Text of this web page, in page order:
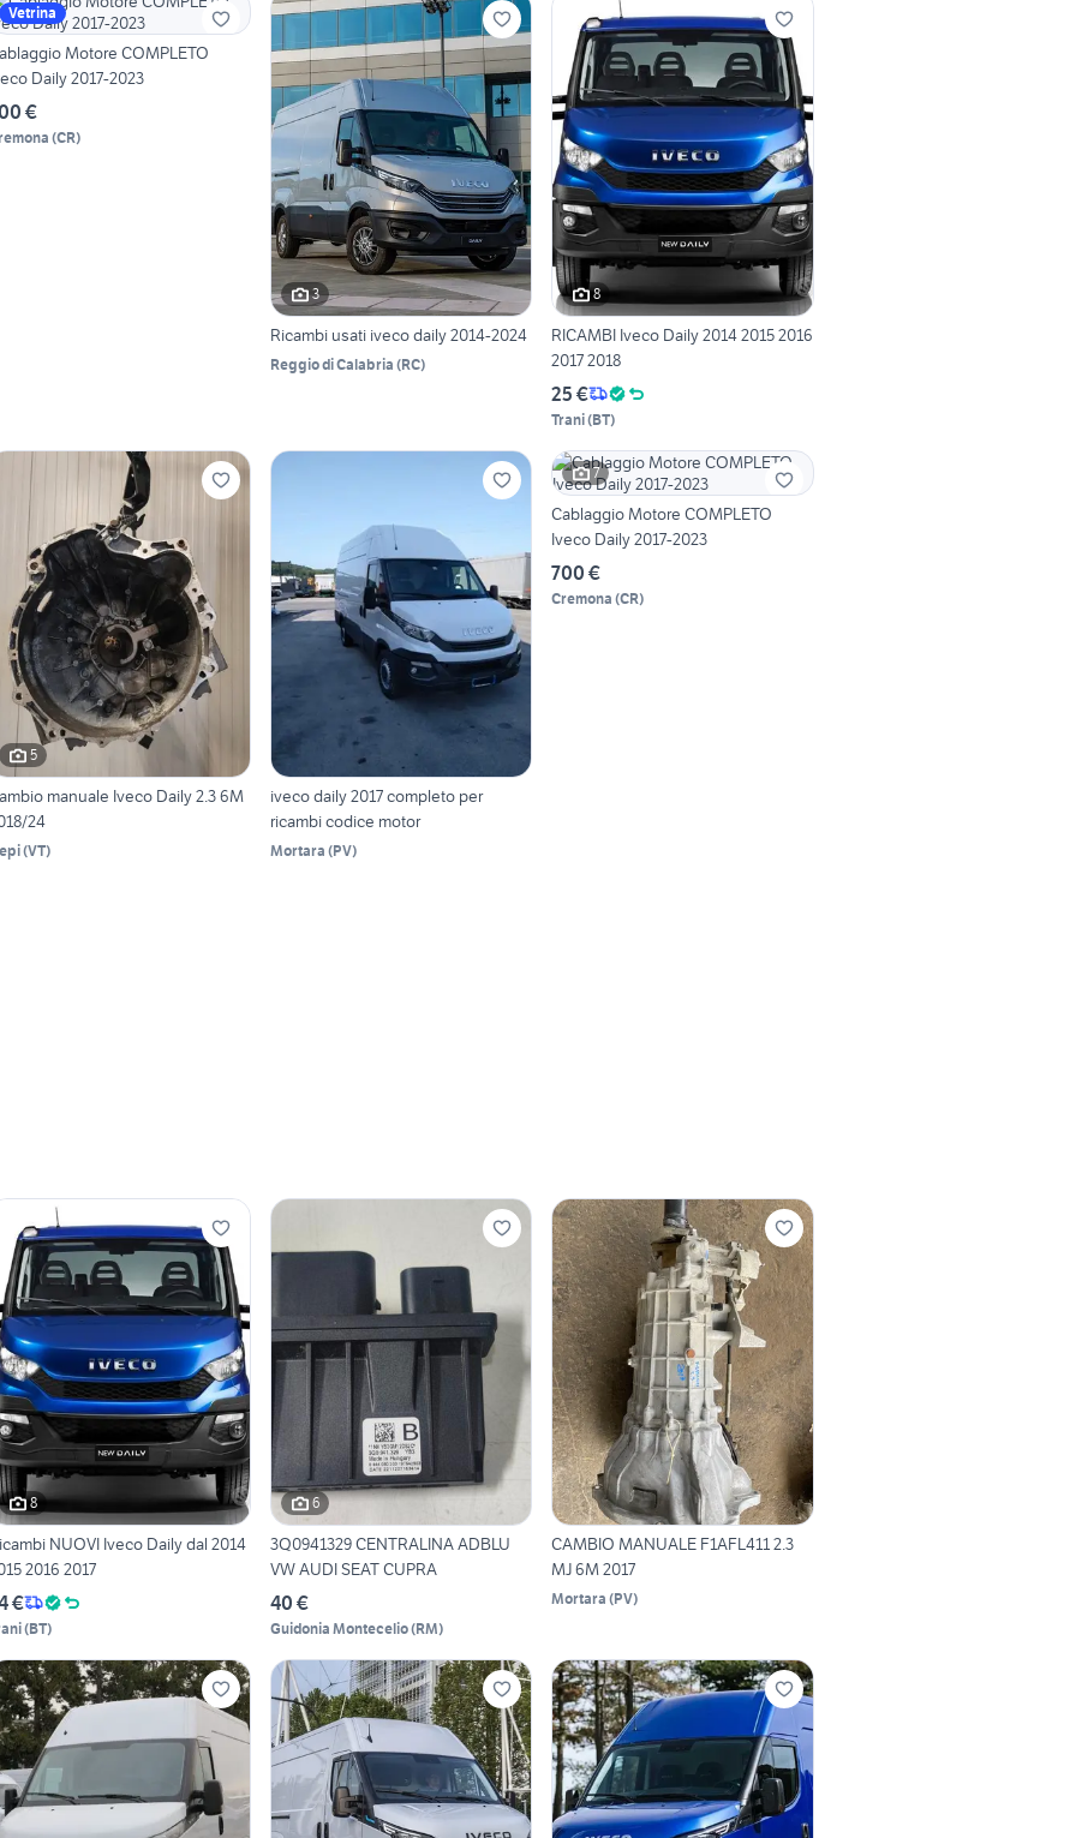
Vetrina
Motore COMPLETO
Daily 2017-2023
€
(CR)
3
Ricambi usati iveco daily 2014-2024
Reggio di Calabria (RC)
8
RICAMBI Iveco Daily 2014 2015 2016
2017 2018
25 €
Trani(BT)
5
manuale Iveco Daily 2.3 6M
24
(VT)
iveco daily 2017 completo per
ricambi codice motor
Mortara (PV)
7
Cablaggio Motore COMPLETO
Iveco Daily 2017-2023
700 €
Cremona (CR)
8
NUOVI Iveco Daily dal 2014
2016 2017
€
(BT)
6
3Q0941329 CENTRALINA ADBLU
VW AUDI SEAT CUPRA
40 €
Guidonia Montecelio(RM)
CAMBIO MANUALE F1AFL411 2.3
MJ 6M 2017
Mortara (PV)